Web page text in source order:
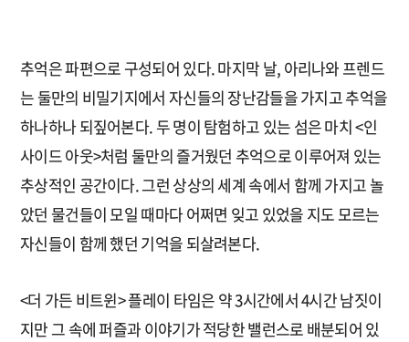
추억은 파편으로 구성되어 있다. 마지막 날, 아리나와 프렌드
는 둘만의 비밀기지에서 자신들의 장난감들을 가지고 추억을
하나하나 되짚어본다. 두 명이 탐험하고 있는 섬은 마치 <인
사이드 아웃>처럼 둘만의 즐거웠던 추억으로 이루어져 있는
추상적인 공간이다. 그런 상상의 세계 속에서 함께 가지고 놀
았던 물건들이 모일 때마다 어쩌면 잊고 있었을 지도 모르는
자신들이 함께 했던 기억을 되살려본다.
<더 가든 비트윈> 플레이 타임은 약 3시간에서 4시간 남짓이
지만 그 속에 퍼즐과 이야기가 적당한 밸런스로 배분되어 있